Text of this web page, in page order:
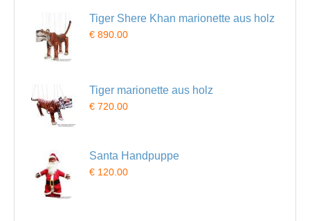
Tiger Shere Khan marionette aus holz
€ 890.00
Tiger marionette aus holz
€ 720.00
Santa Handpuppe
€ 120.00